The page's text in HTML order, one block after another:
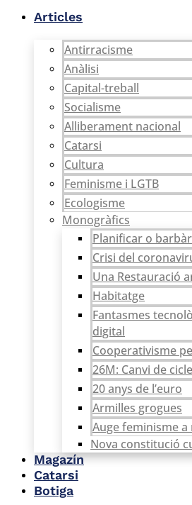
Articles
Antirracisme
Anàlisi
Capital-treball
Socialisme
Alliberament nacional
Catarsi
Cultura
Feminisme i LGTB
Ecologisme
Monogràfics
Planificar o
Crisi del
Una Restauració
Habitatge
Fantasmes
digital
Cooperativisme
26M: Canvi de cicle
20 anys de l’euro
Armilles grogues
Auge feminisme
Nova constitució
Magazín
Catarsi
Botiga